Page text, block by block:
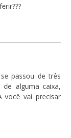
passou de três
alguma caixa,
você vai precisar